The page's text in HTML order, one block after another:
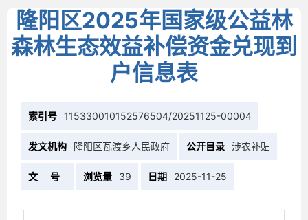
隆阳区2025年国家级公益林
森林生态效益补偿资金兑现到
户信息表
索引号 115330010152576504/20251125-00004
发文机构 隆阳区瓦渡乡人民政府 公开目录 涉农补贴
文 号 浏览量 39 日期 2025-11-25